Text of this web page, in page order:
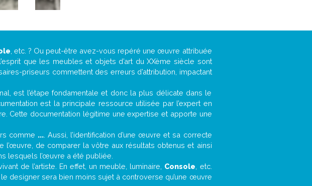
, etc. ? Ou peut-être avez-vous repéré une œuvre attribuée
que les meubles et objets d’art du XXème siècle sont
priseurs commettent des erreurs d’attribution, impactant
est l’étape fondamentale et donc la plus délicate dans le
est la principale ressource utilisée par l’expert en
Cette documentation légitime une expertise et apporte une
comme .... Aussi, l’identification d’une œuvre et sa correcte
l’œuvre, de comparer la vôtre aux résultats obtenus et ainsi
lesquels l’œuvre a été publiée.
de l’artiste. En effet, un meuble, luminaire, Console , etc.
designer sera bien moins sujet à controverse qu’une œuvre